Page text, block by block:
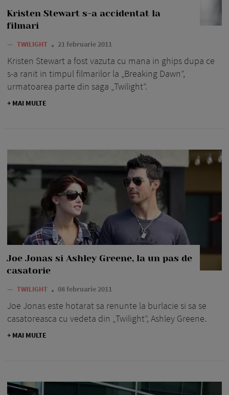
Kristen Stewart s-a accidentat la
filmari
— TWILIGHT 21 februarie 2011
Kristen Stewart a fost vazuta cu mana in ghips dupa ce
s-a ranit in timpul filmarilor la „Breaking Dawn”,
urmatoarea parte din saga „Twilight”.
+ MAI MULTE
Joe Jonas si Ashley Greene, la un pas de
casatorie
— TWILIGHT 08 februarie 2011
Joe Jonas este hotarat sa renunte la burlacie si sa se
casatoreasca cu vedeta din „Twilight”, Ashley Greene.
+ MAI MULTE